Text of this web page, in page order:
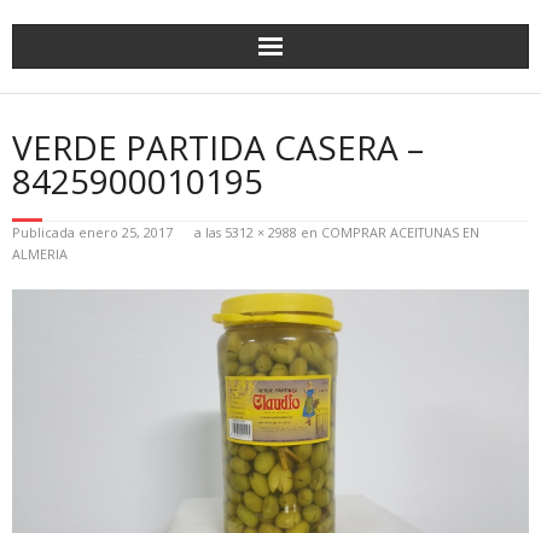
VERDE PARTIDA CASERA –
8425900010195
Publicada enero 25, 2017 a las 5312 × 2988 en COMPRAR ACEITUNAS EN
ALMERIA